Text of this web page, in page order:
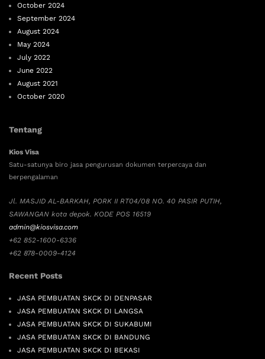
October 2024
September 2024
August 2024
May 2024
July 2022
June 2022
August 2021
October 2020
Tentang
Kios Visa
Satu-satunya biro jasa pengurusan dokumen terpercaya dan
berpengalaman
Jl. MASJID AL-BARKAH, PORK II RT04/08 NO. 40 PASIR PUTIH,
SAWANGAN kota depok. KODE POS 16519
admin@kiosvisa.com
+62 852-1600-6336
+62 878-0009-4124
Recent Posts
JASA PEMBUATAN SKCK DI DENPASAR
JASA PEMBUATAN SKCK DI LANGSA
JASA PEMBUATAN SKCK DI SUKABUMI
JASA PEMBUATAN SKCK DI BANDUNG
JASA PEMBUATAN SKCK DI BEKASI